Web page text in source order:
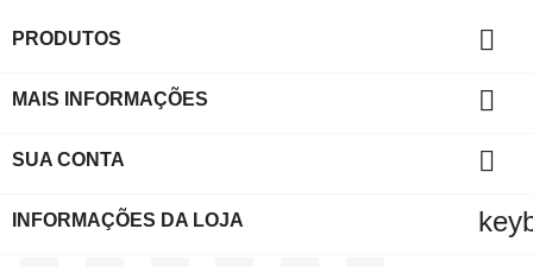
PRODUTOS 
MAIS INFORMAÇÕES 
SUA CONTA 
INFORMAÇÕES DA LOJA